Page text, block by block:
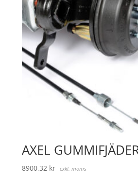
AXEL
8900,32 kr exkl. moms